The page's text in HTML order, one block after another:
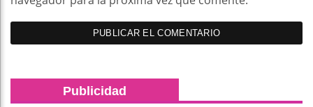
Publicidad